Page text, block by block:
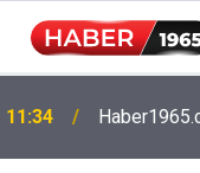
11:34
15:52
hesaplarda